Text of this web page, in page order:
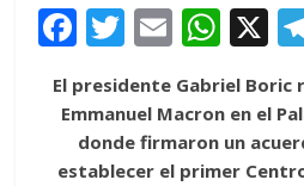
F
ac
e
b
T
w
itt
er
E
m
ai
l
W
h
at
s
X
El presidente Gabriel
Emmanuel Macron en el
donde firmaron un
establecer el primer